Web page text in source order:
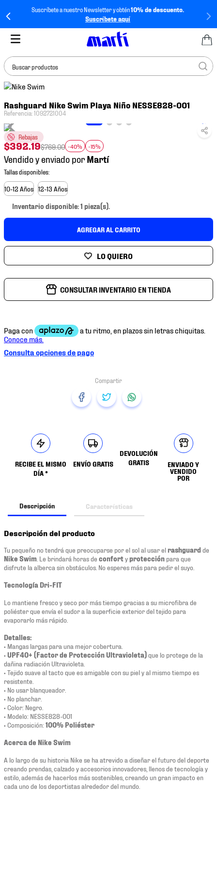
Suscríbete a nuestro Newsletter y obtén10% de descuento.
Suscríbete aquí
Buscar productos
Rashguard Nike Swim Playa Niño NESSE828-001
Referencia:1092721004
Rebajas
$392.19$769.00 -40% -15%
Vendido y enviado por
10-12 Años 12-13 Años
Inventario disponible: 1 pieza(s).
AGREGAR AL CARRITO
CONSULTAR INVENTARIO EN TIENDA
Consulta opciones de pago
RECIBE EL MISMO
DÍA *
ENVÍO GRATIS
DEVOLUCIÓN
GRATIS
ENVIADO Y
VENDIDO
POR
Descripción Características
Descripción del producto
Tu pequeño no tendrá que preocuparse por el sol al usar elrashguard de
Nike Swim . Le brindará horas de confortyprotección para que
disfrute la alberca sin obstáculos. No esperes más para pedir el suyo.
Tecnología Dri-FIT
Lo mantiene fresco y seco por más tiempo gracias a su microfibra de
poliéster que envía el sudor a la superficie exterior del tejido para
evaporarlo más rápido.
Detalles:
• Mangas largas para una mejor cobertura.
• UPF40+ (Factor de Protección Ultravioleta)que lo protege de la
dañina radiación Ultravioleta.
• Tejido suave al tacto que es amigable con su piel y al mismo tiempo es
resistente.
• No usar blanqueador.
• No planchar.
• Color: Negro.
• Modelo: NESSE828-001
• Composición: 100% Poliéster
Acerca de Nike Swim
A lo largo de su historia Nike se ha atrevido a diseñar el futuro del deporte
creando prendas, calzado y accesorios innovadores, llenos de tecnología y
estilo, además de hacerlos más sostenibles, creando un gran impacto en
cada uno de los deportistas alrededor del mundo.
BUSCADOS
2.
tenis hombre
tenis
4.
tenis futbol
5.
mochila
6.
jersey
8.
chivas